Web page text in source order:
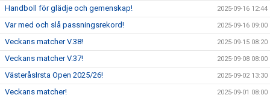
Handboll för glädje och gemenskap! 2025-09-16 12:44
Var med och slå passningsrekord! 2025-09-16 09:00
Veckans matcher V.38! 2025-09-15 08:20
Veckans matcher V.37! 2025-09-08 08:00
VästeråsIrsta Open 2025/26! 2025-09-02 13:30
Veckans matcher! 2025-09-01 08:00